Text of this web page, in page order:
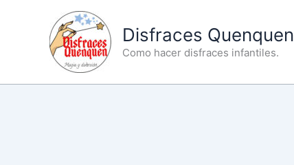
contenido
Disfraces Quenquen
Como hacer disfraces infantiles.